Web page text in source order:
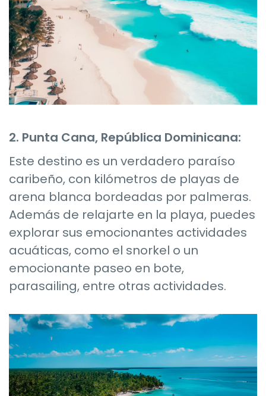
2. Punta Cana, República Dominicana:
Este destino es un verdadero paraíso
caribeño, con kilómetros de playas de
arena blanca bordeadas por palmeras.
Además de relajarte en la playa, puedes
explorar sus emocionantes actividades
acuáticas, como el snorkel o un
emocionante paseo en bote,
parasailing, entre otras actividades.